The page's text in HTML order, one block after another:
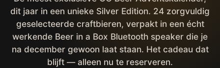
dit jaar in een unieke Silver Edition. 24 zorgvuldig
geselecteerde craftbieren, verpakt in een écht
werkende Beer in a Box Bluetooth speaker die je
na december gewoon laat staan. Het cadeau dat
blijft — alleen nu te reserveren.